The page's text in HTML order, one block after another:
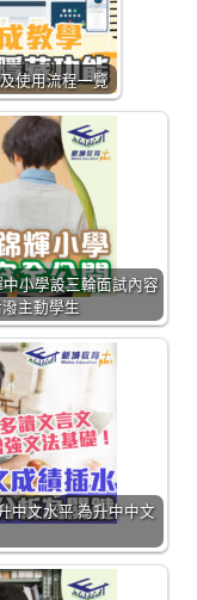
使用流程一覽
中小學設三輪面試內容
主動學生
中文水平 為升中中文